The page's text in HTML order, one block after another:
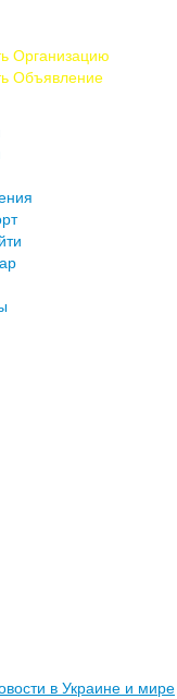
Организацию
Объявление
в Украине и мире